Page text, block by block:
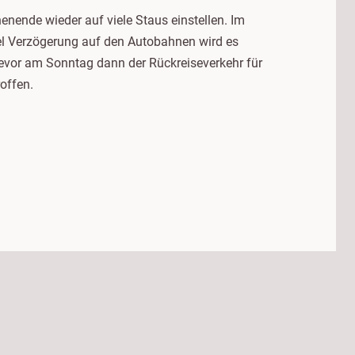
wieder auf viele Staus einstellen. Im
auf den Autobahnen wird es
am Sonntag dann der Rückreiseverkehr für